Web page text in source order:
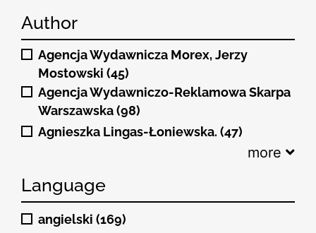
Author
Agencja Wydawnicza Morex, Jerzy
Mostowski (45)
Agencja Wydawniczo-Reklamowa Skarpa
Warszawska (98)
Agnieszka Lingas-Łoniewska. (47)
more
Language
angielski (169)